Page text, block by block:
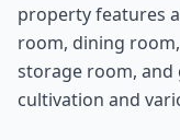
property features
room, dining
storage room, and
cultivation and